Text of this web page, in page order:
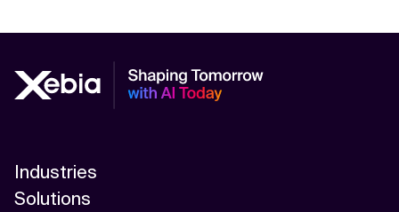
Industries
Solutions